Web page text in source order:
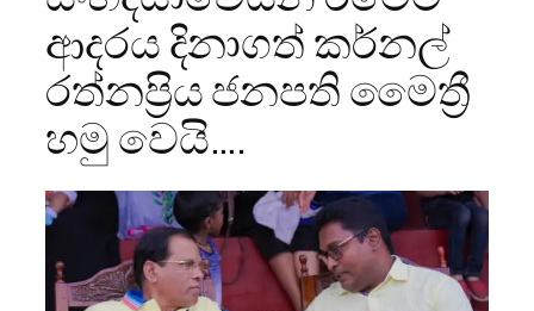
ආදරය දිනාගත් කර්නල්
රත්නප්‍රිය ජනපති මෛත්‍රී
හමු වෙයි….